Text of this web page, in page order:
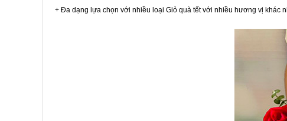
+ Đa dạng lựa chọn với nhiều loại Giỏ quà tết với nhiều hương vị khác